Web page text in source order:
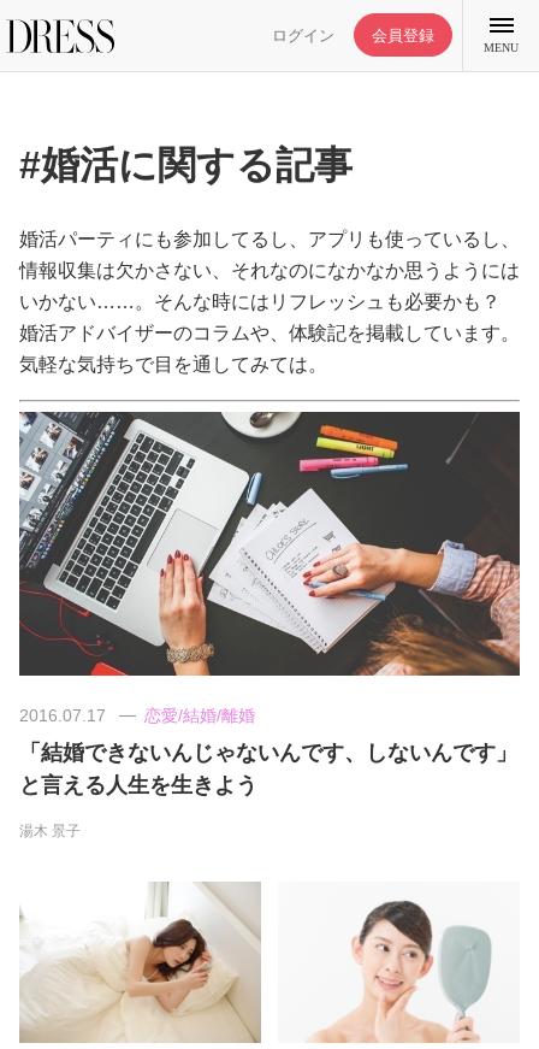
ログイン 会員登録
MENU
特集記事
DRESS部活
ライフスタイル
ファッション
恋愛/結婚/離婚
美容/健康
ワークスタイル
妊娠/出産/家族
ココロ/カラダ
トラベル
カルチャー/エンタメ
#婚活に関する記事
婚活パーティにも参加してるし、アプリも使っているし、
情報収集は欠かさない、それなのになかなか思うようには
いかない……。そんな時にはリフレッシュも必要かも？
婚活アドバイザーのコラムや、体験記を掲載しています。
気軽な気持ちで目を通してみては。
2016.07.17 恋愛/結婚/離婚
「結婚できないんじゃないんです、しないんです」
と言える人生を生きよう
湯木 景子